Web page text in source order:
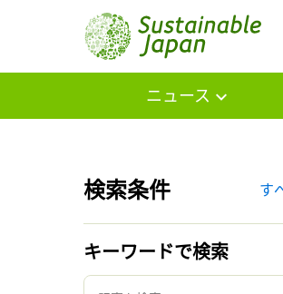
ニュース
検索条件 す
キーワードで検索